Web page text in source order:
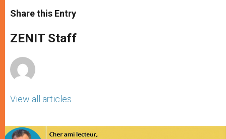
t
s
p
p
s
e
g
e
e
b
o
k
Share this Entry
ZENIT Staff
View all articles